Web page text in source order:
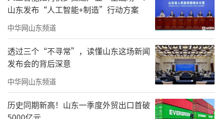
品牌焕新后在青岛打造的首个作品，落地“智
慧宅、健康宅、品相宅、舒心宅、绿色宅”5优
好房的标准，进一步提升了青岛崂山高端改善
市场的产品能级。真正为追求大隐于市的高阶
客群，营造一方隐逸于山海的品质墅居。
山东发布“人工智能+制造”行动方案
中华网山东频道
透过三个“不寻常”，读懂山东这场新闻
发布会的背后深意
中华网山东频道
历史同期新高！山东一季度外贸出口首破